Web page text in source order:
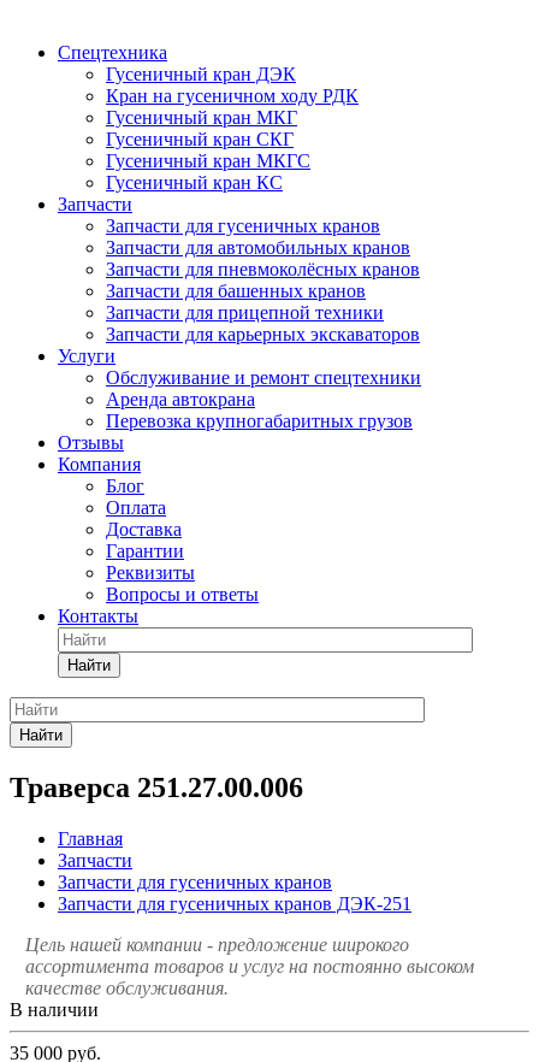
Спецтехника
Гусеничный кран ДЭК
Кран на гусеничном ходу РДК
Гусеничный кран МКГ
Гусеничный кран СКГ
Гусеничный кран МКГС
Гусеничный кран КС
Запчасти
Запчасти для гусеничных кранов
Запчасти для автомобильных кранов
Запчасти для пневмоколёсных кранов
Запчасти для башенных кранов
Запчасти для прицепной техники
Запчасти для карьерных экскаваторов
Услуги
Обслуживание и ремонт спецтехники
Аренда автокрана
Перевозка крупногабаритных грузов
Отзывы
Компания
Блог
Оплата
Доставка
Гарантии
Реквизиты
Вопросы и ответы
Контакты
Найти
Найти
Траверса 251.27.00.006
Главная
Запчасти
Запчасти для гусеничных кранов
Запчасти для гусеничных кранов ДЭК-251
Цель нашей компании - предложение широкого
ассортимента товаров и услуг на постоянно высоком
качестве обслуживания.
В наличии
35 000 руб.